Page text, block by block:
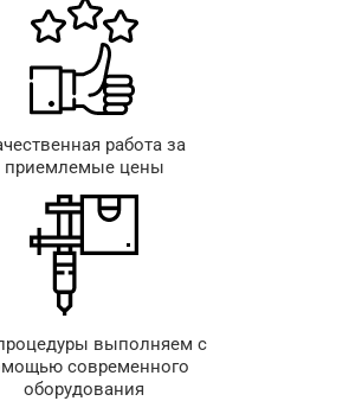
работа за
приемлемые цены
выполняем с
современного
оборудования